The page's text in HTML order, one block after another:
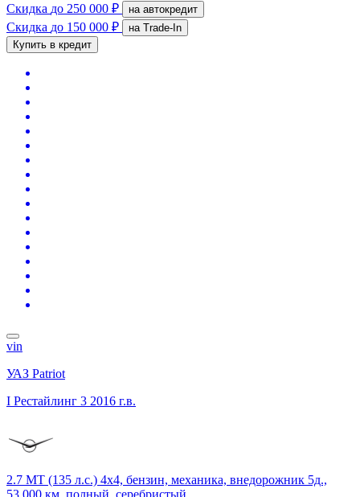
Скидка до 250 000 ₽ на автокредит
Скидка до 150 000 ₽
на Trade-In
Купить в кредит
vin
УАЗ Patriot
I Рестайлинг 3 2016 г.в.
2.7 MT (135 л.с.) 4x4, бензин, механика, внедорожник 5д.,
53 000 км, полный, серебристый